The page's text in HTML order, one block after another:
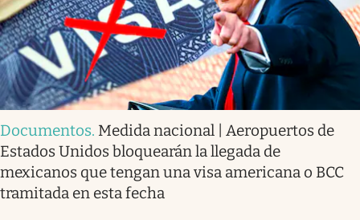
Documentos. Medida nacional | Aeropuertos de
Estados Unidos bloquearán la llegada de
mexicanos que tengan una visa americana o BCC
tramitada en esta fecha